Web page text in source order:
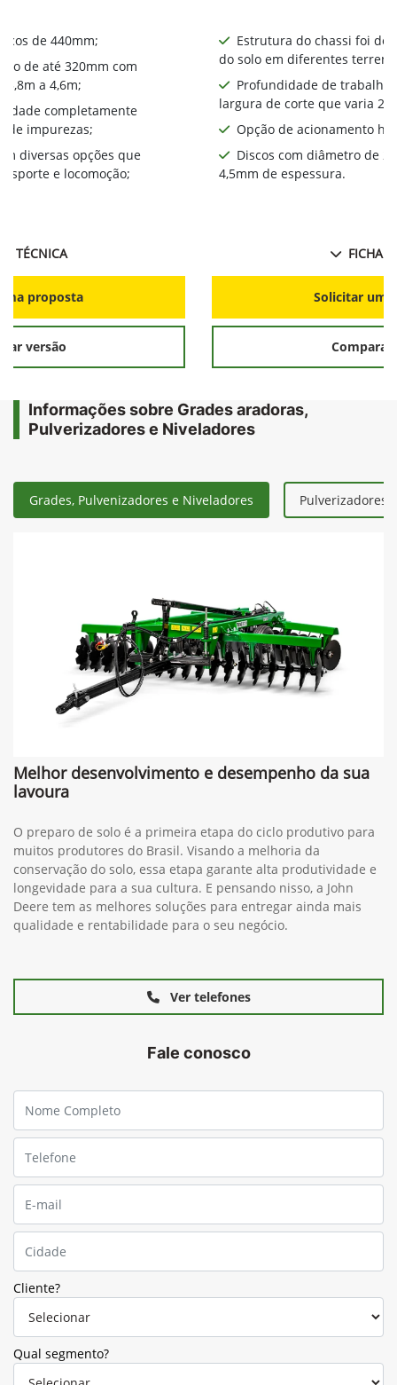
de 440mm​;
de até 320mm com
a 4,6m;
completamente
de impurezas;
diversas opções que
e locomoção;
TÉCNICA
proposta
versão
Estrutura do chassi foi
do solo em diferentes
Profundidade de trabalho
largura de corte que varia
Opção de acionamento
Discos com diâmetro de
4,5mm de espessura.
FICHA
Solicitar
Comparar
Informações sobre Grades aradoras,
Pulverizadores e Niveladores
Grades, Pulvenizadores e Niveladores Pulverizadores
Melhor desenvolvimento e desempenho da sua
lavoura
O preparo de solo é a primeira etapa do ciclo produtivo para
muitos produtores do Brasil. Visando a melhoria da
conservação do solo, essa etapa garante alta produtividade e
longevidade para a sua cultura. E pensando nisso, a John
Deere tem as melhores soluções para entregar ainda mais
qualidade e rentabilidade para o seu negócio.
Ver telefones
Fale conosco
Cliente?
Qual segmento?